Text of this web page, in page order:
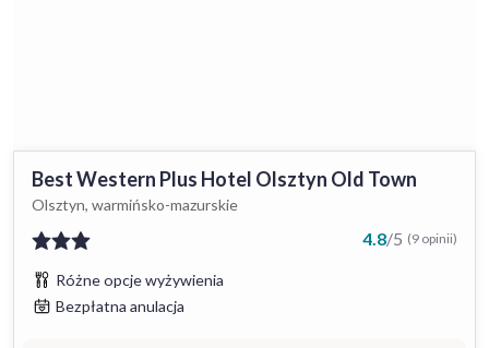
Best Western Plus Hotel Olsztyn Old Town
Olsztyn, warmińsko-mazurskie
4.8/5 (9 opinii)
Różne opcje wyżywienia
Bezpłatna anulacja